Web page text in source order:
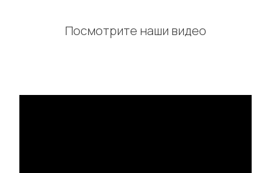
Посмотрите наши видео